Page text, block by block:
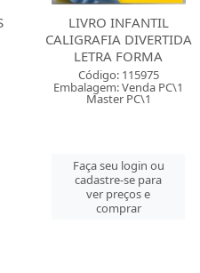
LIVRO INFANTIL 365
DESENHOS PARA
COLORIR
Código: 120310
Embalagem: Venda PC\1
Master PC\1
Faça seu login ou
cadastre-se para
ver preços e
comprar